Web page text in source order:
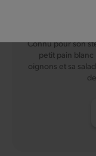
Connu pour son
petit pain blanc
oignons et sa
Gluten
farine